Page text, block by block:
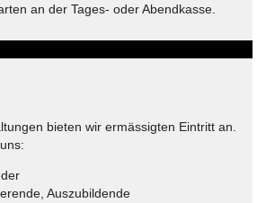
an der Tages- oder Abendkasse.
bieten wir ermässigten Eintritt an.
Auszubildende